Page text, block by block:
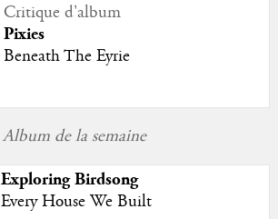
Critique d'album
Pixies
Beneath The Eyrie
Album de la semaine
Exploring Birdsong
Every House We Built